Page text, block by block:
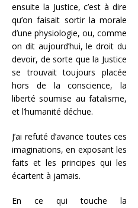
ensuite la Justice, c’est à dire
qu’on faisait sortir la morale
d’une physiologie, ou, comme
on dit aujourd’hui, le droit du
devoir, de sorte que la Justice
se trouvait toujours placée
hors de la conscience, la
liberté soumise au fatalisme,
et l’humanité déchue.
J’ai refuté d’avance toutes ces
imaginations, en exposant les
faits et les principes qui les
écartent à jamais.
En ce qui touche la